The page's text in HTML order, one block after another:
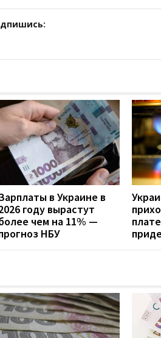
в Украине в
году вырастут
чем на 11% —
НБУ